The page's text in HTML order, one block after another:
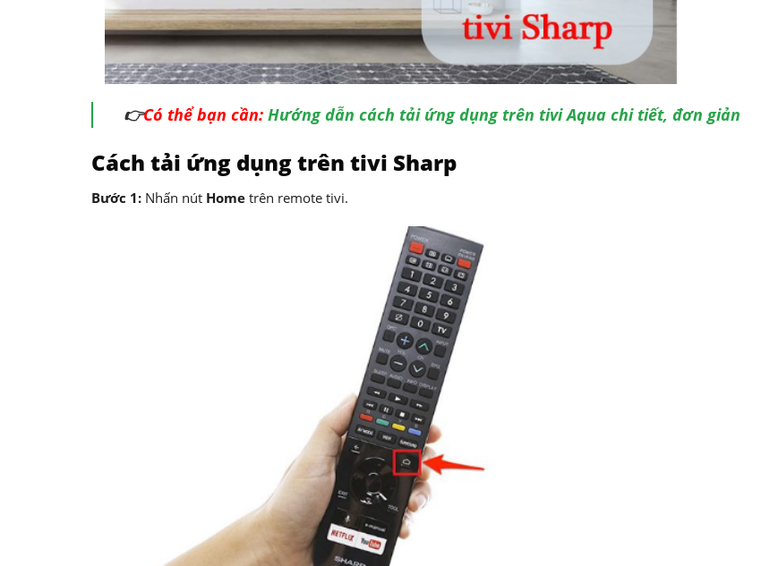
👉Có thể bạn cần: Hướng dẫn cách tải ứng dụng trên tivi Aqua chi tiết, đơn giản
Cách tải ứng dụng trên tivi Sharp
Bước 1: Nhấn nút Home trên remote tivi.